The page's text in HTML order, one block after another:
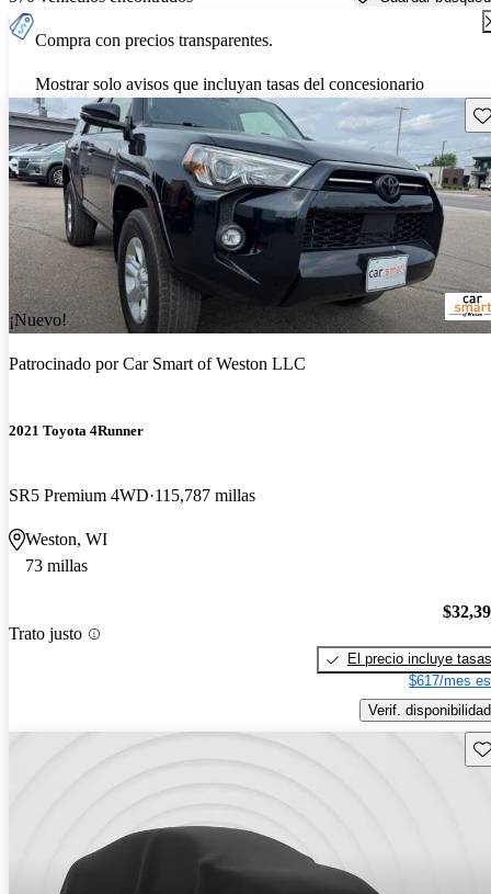
Compra con precios transparentes.
Mostrar solo avisos que incluyan tasas del concesionario
¡Nuevo!
Patrocinado porCar Smart of Weston LLC
2021 Toyota 4Runner
SR5 Premium 4WD 115,787 millas
Weston, WI
73 millas
Trato justo
El precio incluye tasas
$617/mes
Verif. disponibilidad